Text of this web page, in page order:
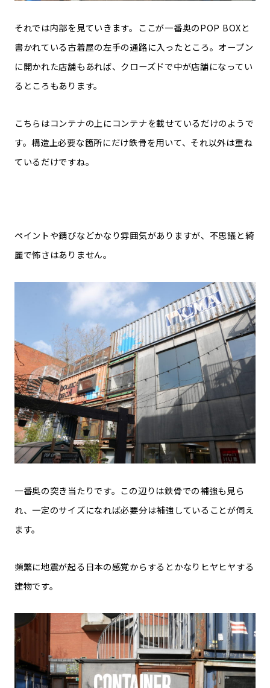
それでは内部を見ていきます。ここが一番奥のPOP BOXと
書かれている古着屋の左手の通路に入ったところ。オープン
に開かれた店舗もあれば、クローズドで中が店舗になってい
るところもあります。
こちらはコンテナの上にコンテナを載せているだけのようで
す。構造上必要な箇所にだけ鉄骨を用いて、それ以外は重ね
ているだけですね。
ペイントや錆びなどかなり雰囲気がありますが、不思議と綺
麗で怖さはありません。
一番奥の突き当たりです。この辺りは鉄骨での補強も見ら
れ、一定のサイズになれば必要分は補強していることが伺え
ます。
頻繁に地震が起る日本の感覚からするとかなりヒヤヒヤする
建物です。